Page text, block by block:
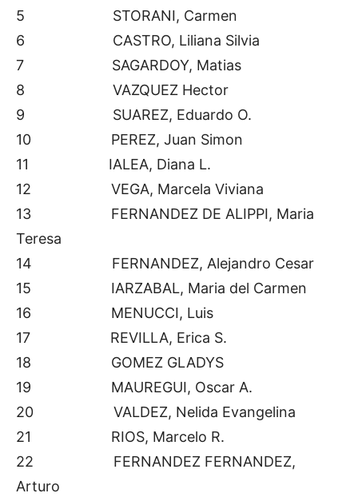
5 STORANI, Carmen
6 CASTRO, Liliana Silvia
7 SAGARDOY, Matias
8 VAZQUEZ Hector
9 SUAREZ, Eduardo O.
10 PEREZ, Juan Simon
11 IALEA, Diana L.
12 VEGA, Marcela Viviana
13 FERNANDEZ DE ALIPPI, Maria
Teresa
14 FERNANDEZ, Alejandro Cesar
15 IARZABAL, Maria del Carmen
16 MENUCCI, Luis
17 REVILLA, Erica S.
18 GOMEZ GLADYS
19 MAUREGUI, Oscar A.
20 VALDEZ, Nelida Evangelina
21 RIOS, Marcelo R.
22 FERNANDEZ FERNANDEZ,
Arturo